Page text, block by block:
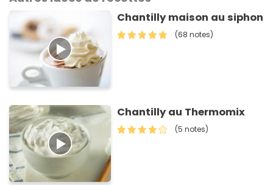
Chantilly maison au siphon
(68 notes)
Chantilly au Thermomix
(5 notes)